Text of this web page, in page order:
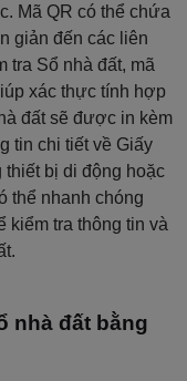
Mã QR có thể chứa
giản đến các liên
tra Sổ nhà đất, mã
xác thực tính hợp
đất sẽ được in kèm
tin chi tiết về Giấy
bị di động hoặc
thể nhanh chóng
kiểm tra thông tin và
nhà đất bằng